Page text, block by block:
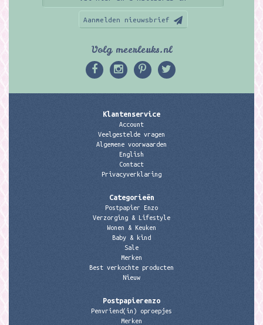
Aanmelden nieuwsbrief
Volg meerleuks.nl
Klantenservice
Account
Veelgestelde vragen
Algemene voorwaarden
English
Contact
Privacyverklaring
Categorieën
Postpapier Enzo
Verzorging & Lifestyle
Wonen & Keuken
Baby & kind
Sale
Merken
Best verkochte producten
Nieuw
Postpapierenzo
Penvriend(in) oproepjes
Merken